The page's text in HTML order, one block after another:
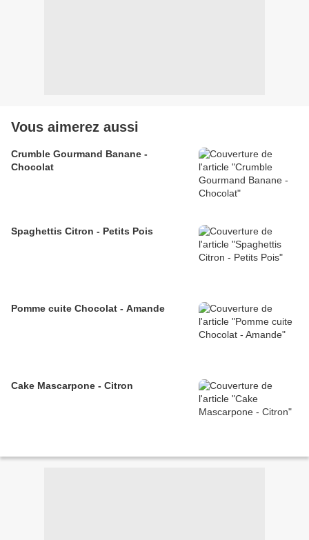
Vous aimerez aussi
Crumble Gourmand Banane -
Chocolat
Spaghettis Citron - Petits Pois
Pomme cuite Chocolat - Amande
Cake Mascarpone - Citron